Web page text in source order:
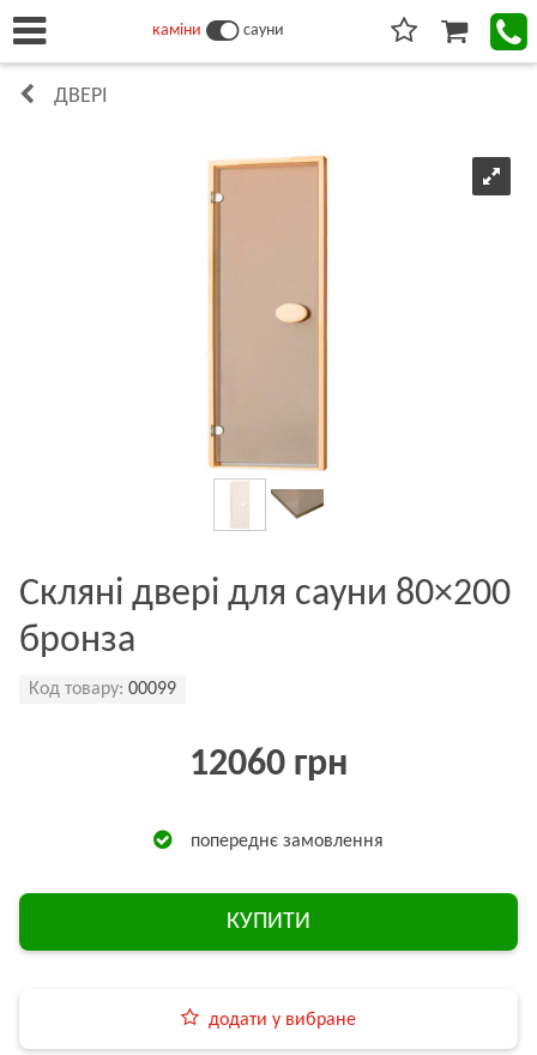
каміни сауни
ДВЕРІ
Скляні двері для сауни 80×200
бронза
Код товару: 00099
12060 грн
попереднє замовлення
КУПИТИ
додати у вибране